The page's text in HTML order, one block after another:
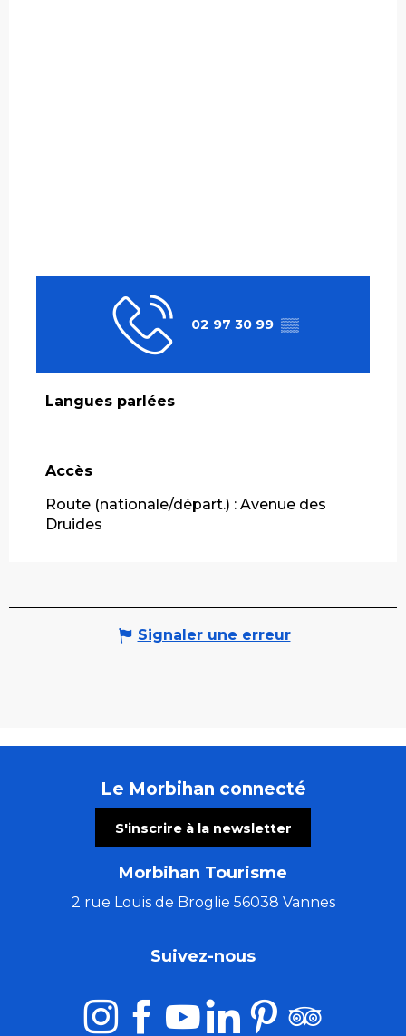
02 97 30 99 ▒▒
Langues parlées
Langues parlées
Accès
Accès
Route (nationale/départ.) : Avenue des
Druides
Signaler une erreur
Le Morbihan connecté
S'inscrire à la newsletter
Morbihan Tourisme
2 rue Louis de Broglie 56038 Vannes
Suivez-nous